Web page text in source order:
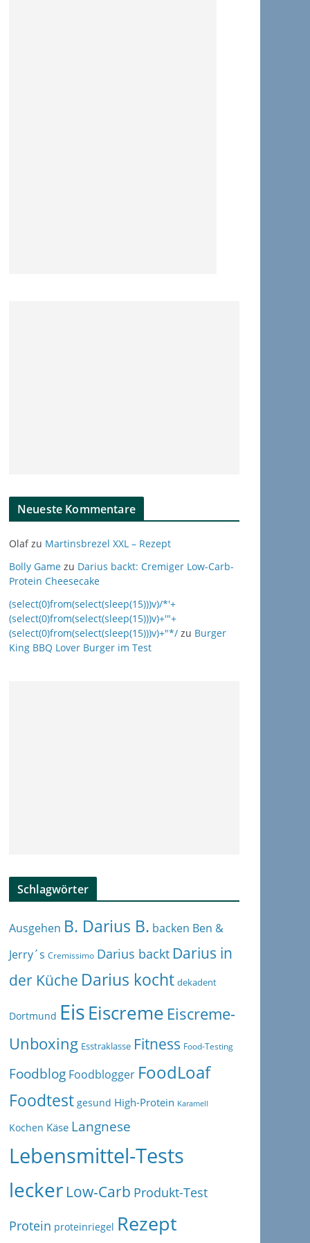
Neueste Kommentare
Olafzu Martinsbrezel XXL – Rezept
Bolly Game zu Darius backt: Cremiger Low-Carb-
Protein Cheesecake
(select(0)from(select(sleep(15)))v)/*'+
(select(0)from(select(sleep(15)))v)+'"+
(select(0)from(select(sleep(15)))v)+"*/ zu Burger
King BBQ Lover Burger im Test
Schlagwörter
Ausgehen B. Darius B. backen Ben &
Jerry´s Cremissimo Darius backt Darius in
der Küche Darius kocht dekadent
Dortmund EisEiscreme Eiscreme-
Unboxing Esstraklasse Fitness Food-Testing
Foodblog Foodblogger FoodLoaf
Foodtest gesund High-Protein Karamell
Kochen Käse Langnese
Lebensmittel-Tests
lecker Low-Carb Produkt-Test
Protein proteinriegel Rezept